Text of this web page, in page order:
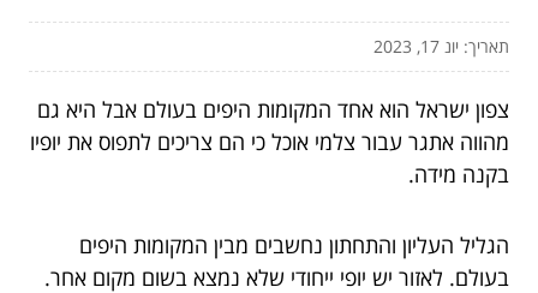
תאריך: יונ 17, 2023
צפון ישראל הוא אחד המקומות היפים בעולם אבל היא גם
מהווה אתגר עבור צלמי אוכל כי הם צריכים לתפוס את יופיו
בקנה מידה.
הגליל העליון והתחתון נחשבים מבין המקומות היפים
בעולם. לאזור יש יופי ייחודי שלא נמצא בשום מקום אחר.